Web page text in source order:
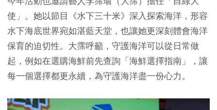
使」。她以節目《水下三十米》深入探索海洋，形容
水下海底世界宛如湛藍天堂，也讓她更深刻體會海洋
保育的迫切性。大霈呼籲，守護海洋可以從日常做
起，例如在選購海鮮前先查詢「海鮮選擇指南」，讓
每一個選擇都更永續，為守護海洋盡一份心力。